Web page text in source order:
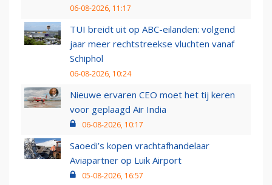
06-08-2026, 11:17
TUI breidt uit op ABC-eilanden: volgend
jaar meer rechtstreekse vluchten vanaf
Schiphol
06-08-2026, 10:24
Nieuwe ervaren CEO moet het tij keren
voor geplaagd Air India
06-08-2026, 10:17
Saoedi’s kopen vrachtafhandelaar
Aviapartner op Luik Airport
05-08-2026, 16:57